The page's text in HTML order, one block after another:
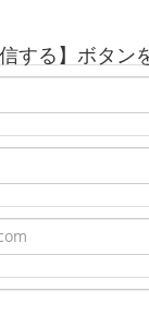
る】ボタン